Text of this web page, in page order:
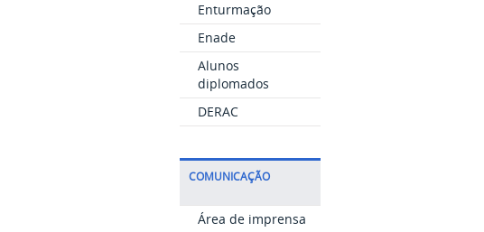
Enturmação
Enade
Alunos
diplomados
DERAC
COMUNICAÇÃO
Área de imprensa